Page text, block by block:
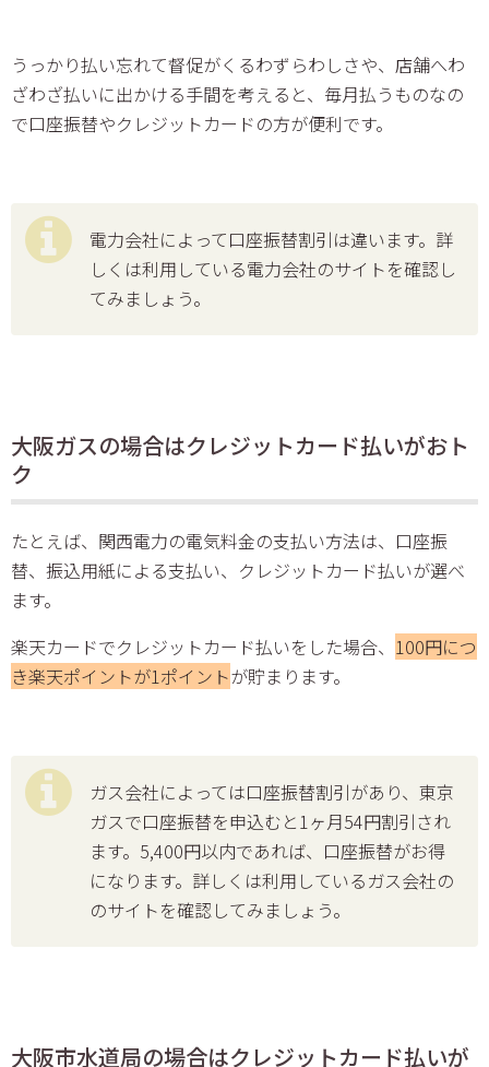
うっかり払い忘れて督促がくるわずらわしさや、店舗へわ
ざわざ払いに出かける手間を考えると、毎月払うものなの
で口座振替やクレジットカードの方が便利です。
電力会社によって口座振替割引は違います。詳
しくは利用している電力会社のサイトを確認し
てみましょう。
大阪ガスの場合はクレジットカード払いがおト
ク
たとえば、関西電力の電気料金の支払い方法は、口座振
替、振込用紙による支払い、クレジットカード払いが選べ
ます。
楽天カードでクレジットカード払いをした場合、 100円につ
き楽天ポイントが1ポイントが貯まります。
ガス会社によっては口座振替割引があり、東京
ガスで口座振替を申込むと1ヶ月54円割引され
ます。5,400円以内であれば、口座振替がお得
になります。詳しくは利用しているガス会社の
のサイトを確認してみましょう。
大阪市水道局の場合はクレジットカード払いが